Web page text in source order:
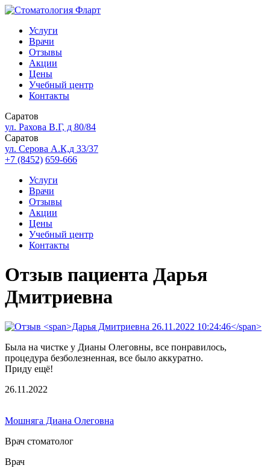
Услуги
Врачи
Отзывы
Акции
Цены
Учебный центр
Контакты
Саратов
ул. Рахова В.Г, д 80/84
Саратов
ул. Серова А.К,д 33/37
+7 (8452) 659-666
Услуги
Врачи
Отзывы
Акции
Цены
Учебный центр
Контакты
Отзыв пациента Дарья
Дмитриевна
Была на чистке у Дианы Олеговны, все понравилось,
процедура безболезненная, все было аккуратно.
Приду ещё!
26.11.2022
Мошняга Диана Олеговна
Врач стоматолог
Врач